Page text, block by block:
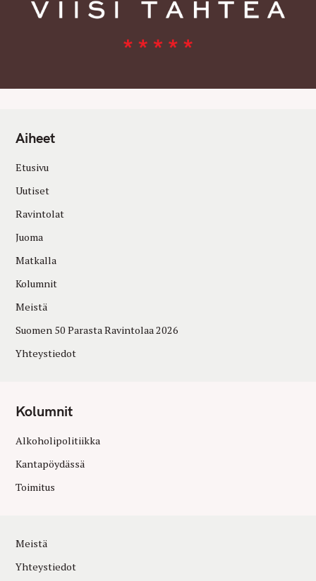
Aiheet
Etusivu
Uutiset
Ravintolat
Juoma
Matkalla
Kolumnit
Meistä
Suomen 50 Parasta Ravintolaa 2026
Yhteystiedot
Kolumnit
Alkoholipolitiikka
Kantapöydässä
Toimitus
Meistä
Yhteystiedot